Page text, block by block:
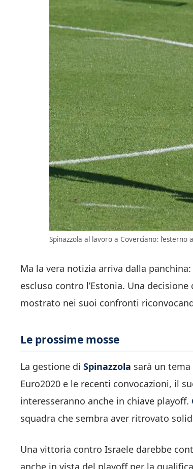
Spinazzola al lavoro a Coverciano:
Ma la vera notizia arriva dalla
escluso contro l’Estonia. Una
mostrato nei suoi confronti
Le prossime mosse
La gestione di Spinazzola sarà un
Euro2020 e le recenti convocazioni, il
interesseranno anche in chiave playoff.
squadra che sembra aver ritrovato
Una vittoria contro Israele darebbe
anche in vista del playoff per la